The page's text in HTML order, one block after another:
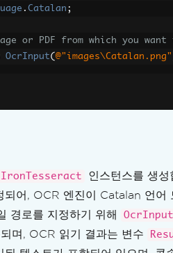
서 SEHException 발생
음에도 불구하고 'tessdata
. Catalan ;
or PDF from which you
OcrInput( @"images\Catalan.png"
text
AllText);
IronTesseract 인스턴스를 생성
어, OCR 엔진이 Catalan 언어
경로를 지정하기 위해
OcrInput
며, OCR 읽기 결과는 변수